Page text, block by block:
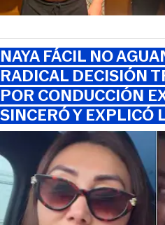
NAYA FÁCIL NO
RADICAL DECISIÓN
POR CONDUCCIÓN
SINCERÓ Y EXPLICÓ